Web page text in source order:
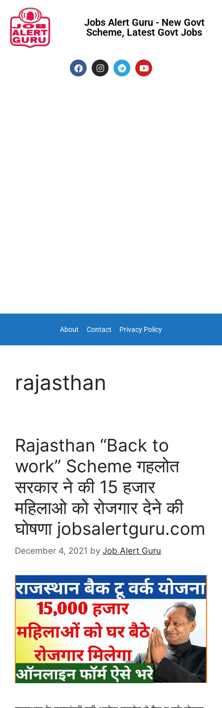
Jobs Alert Guru - New Govt
Scheme, Latest Govt Jobs
About Contact Privacy Policy
rajasthan
Rajasthan “Back to
work” Scheme गहलोत
सरकार ने की 15 हजार
महिलाओ को रोजगार देने की
घोषणा jobsalertguru.com
December 4, 2021 by Job Alert Guru